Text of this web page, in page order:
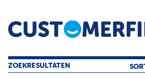
Home Opinie Archief
ZOEKRESULTATEN